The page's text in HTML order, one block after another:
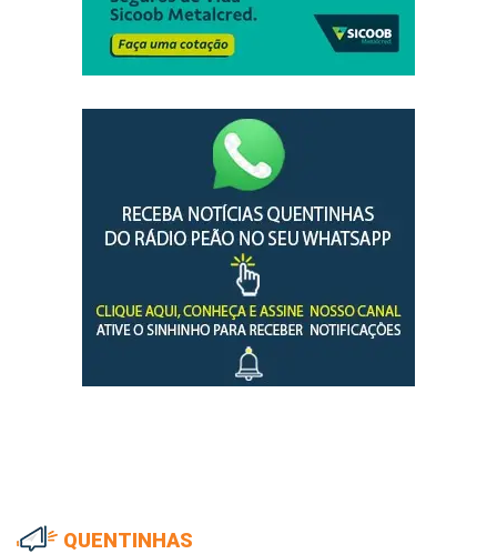
QUENTINHAS